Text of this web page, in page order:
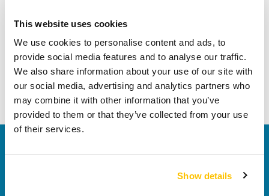
This website uses cookies
We use cookies to personalise content and ads, to
provide social media features and to analyse our traffic.
We also share information about your use of our site with
our social media, advertising and analytics partners who
may combine it with other information that you’ve
provided to them or that they’ve collected from your use
of their services.
Show details
This kit includes the Mirka motor drive cabinet Profinet
(MIA6514212) and the Cable (Shielded) 10m for robot
sanding unit (MIA6512311) with all the components ready
assembled in the cabinet. For a complete Mirka® AIROS
system you also need a sanding unit (not included).
deskundige ondersteuningsteam beantwoordt